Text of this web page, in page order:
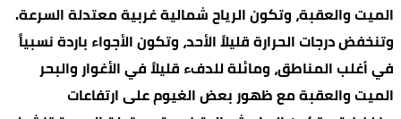
الميت والعقبة، وتكون الرياح شمالية غربية معتدلة السرعة.
وتنخفض درجات الحرارة قليلاً الأحد، وتكون الأجواء باردة نسبياً
في أغلب المناطق، ومائلة للدفء قليلاً في الأغوار والبحر
الميت والعقبة مع ظهور بعض الغيوم على ارتفاعات